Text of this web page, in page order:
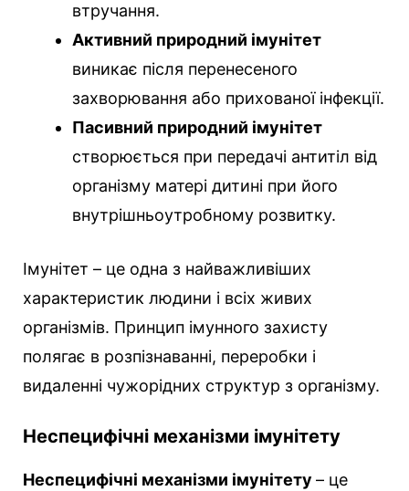
втручання.
Активний природний імунітет
виникає після перенесеного
захворювання або прихованої інфекції.
Пасивний природний імунітет
створюється при передачі антитіл від
організму матері дитині при його
внутрішньоутробному розвитку.
Імунітет – це одна з найважливіших
характеристик людини і всіх живих
організмів. Принцип імунного захисту
полягає в розпізнаванні, переробки і
видаленні чужорідних структур з організму.
Неспецифічні механізми імунітету
Неспецифічні механізми імунітету – це